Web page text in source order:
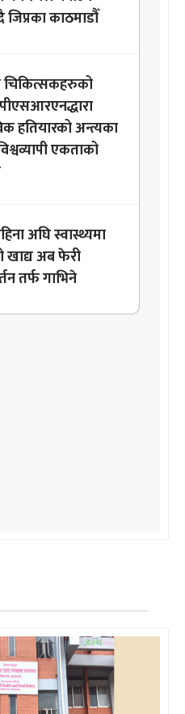
काठमाडौँ
चिकित्सकहरुको
हतियारको अन्त्यका
एकताको
अघि स्वास्थ्यमा
अब फेरी
तर्फ गाभिने